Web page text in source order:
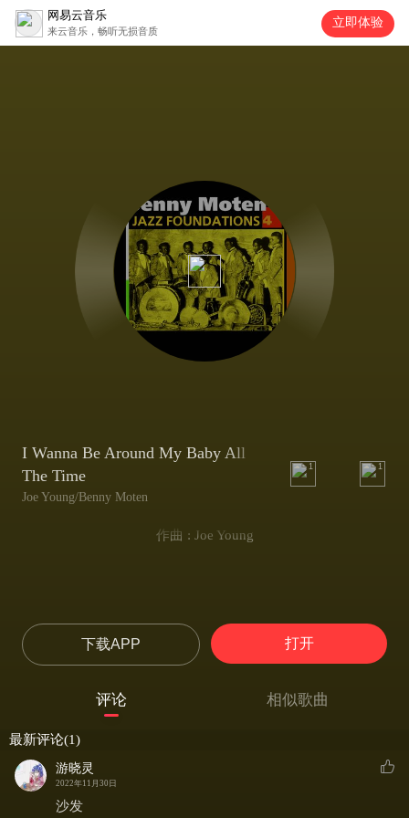
网易云音乐
来云音乐，畅听无损音质
立即体验
I Wanna Be Around My Baby All
The Time
Joe Young/Benny Moten
1 1
作曲 : Joe Young
下载APP 打开
评论 相似歌曲
最新评论(1)
游晓灵
2022年11月30日
沙发